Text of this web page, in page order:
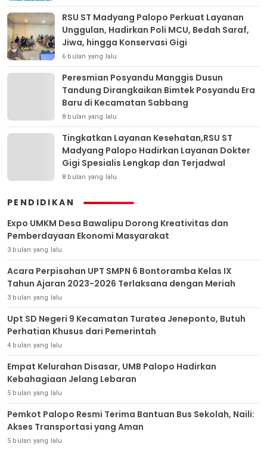
RSU ST Madyang Palopo Perkuat Layanan
Unggulan, Hadirkan Poli MCU, Bedah Saraf,
Jiwa, hingga Konservasi Gigi
6 bulan yang lalu
Peresmian Posyandu Manggis Dusun
Tandung Dirangkaikan Bimtek Posyandu Era
Baru di Kecamatan Sabbang
8 bulan yang lalu
Tingkatkan Layanan Kesehatan,RSU ST
Madyang Palopo Hadirkan Layanan Dokter
Gigi Spesialis Lengkap dan Terjadwal
8 bulan yang lalu
PENDIDIKAN
Expo UMKM Desa Bawalipu Dorong Kreativitas dan
Pemberdayaan Ekonomi Masyarakat
3 bulan yang lalu
Acara Perpisahan UPT SMPN 6 Bontoramba Kelas IX
Tahun Ajaran 2023-2026 Terlaksana dengan Meriah
3 bulan yang lalu
Upt SD Negeri 9 Kecamatan Turatea Jeneponto, Butuh
Perhatian Khusus dari Pemerintah
4 bulan yang lalu
Empat Kelurahan Disasar, UMB Palopo Hadirkan
Kebahagiaan Jelang Lebaran
5 bulan yang lalu
Pemkot Palopo Resmi Terima Bantuan Bus Sekolah, Naili:
Akses Transportasi yang Aman
5 bulan yang lalu